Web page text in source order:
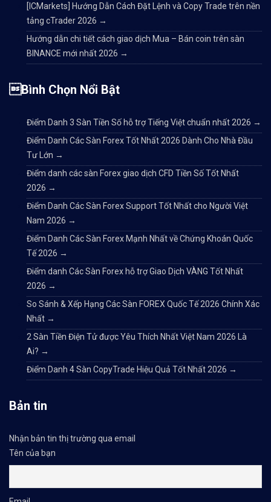
[ICMarkets] Hướng Dẫn Cách Đặt Lệnh và Copy Trade trên nền
tảng cTrader 2026 →
Hướng dẫn chi tiết cách giao dịch Mua – Bán coin trên sàn
BINANCE mới nhất 2026 →
Bình Chọn Nổi Bật
Điểm Danh 3 Sàn Tiền Số hỗ trợ Tiếng Việt chuẩn nhất 2026 →
Điểm Danh Các Sàn Forex Tốt Nhất 2026 Dành Cho Nhà Đầu
Tư Lớn →
Điểm danh các sàn Forex giao dịch CFD Tiền Số Tốt Nhất
2026 →
Điểm Danh Các Sàn Forex Support Tốt Nhất cho Người Việt
Nam 2026 →
Điểm Danh Các Sàn Forex Mạnh Nhất về Chứng Khoán Quốc
Tế 2026 →
Điểm danh Các Sàn Forex hỗ trợ Giao Dịch VÀNG Tốt Nhất
2026 →
So Sánh & Xếp Hạng Các Sàn FOREX Quốc Tế 2026 Chính Xác
Nhất →
2 Sàn Tiền Điện Tử được Yêu Thích Nhất Việt Nam 2026 Là
Ai? →
Điểm Danh 4 Sàn CopyTrade Hiệu Quả Tốt Nhất 2026 →
Bản tin
Nhận bản tin thị trường qua email
Tên của bạn